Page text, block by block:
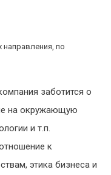
по
заботится о
на окружающую
и т.п.
к
этика бизнеса и